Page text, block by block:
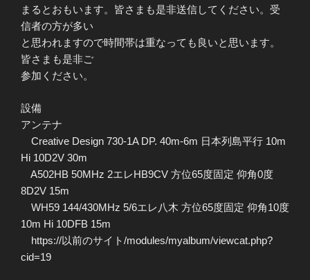
まるとおもいます。皆さまも是非送信してください。受
信者の方が多い
と思われますので時間帯は重なっても良いと思います。
皆さまも是非ご
参加ください。
設備
アンテナ
Creative Design 730-1A DP. 40m-6m 日本列島平行 10m
Hi 10D2V 30m
A502HB 50MHz 2エレHB9CV 方位65度固定 仰角0度
8D2V 15m
WH59 144/430MHz 5/6エレ八木 方位65度固定 仰角10度
10m Hi 10DFB 15m
https://以前のサイト/modules/myalbum/viewcat.php?
cid=19